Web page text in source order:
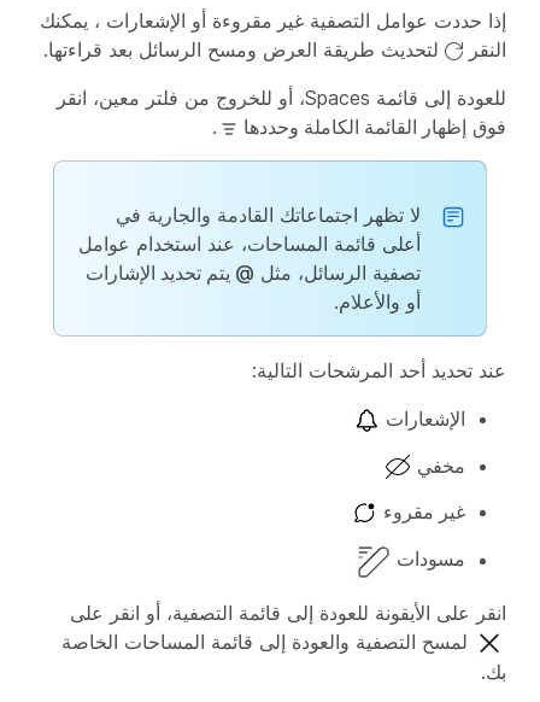
إذا حددت عوامل التصفية غير مقروءة أو الإشعارات ، يمكنك
النقر
لتحديث طريقة العرض ومسح الرسائل بعد قراءتها.
للعودة إلى قائمة Spaces، أو للخروج من فلتر معين، انقر
فوق إظهار القائمة الكاملة وحددها .
لا تظهر اجتماعاتك القادمة والجارية في
أعلى قائمة المساحات، عند استخدام عوامل
تصفية الرسائل، مثل @ يتم تحديد الإشارات
أو والأعلام.
عند تحديد أحد المرشحات التالية:
الإشعارات
مخفي
غير مقروء
مسودات
انقر على الأيقونة للعودة إلى قائمة التصفية، أو انقر على
لمسح التصفية والعودة إلى قائمة المساحات الخاصة
بك.